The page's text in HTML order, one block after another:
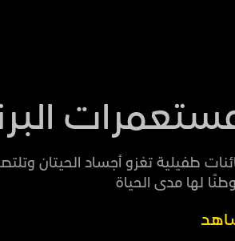
طفيلية تغزو أجساد الحيتان
لها مدى الحياة